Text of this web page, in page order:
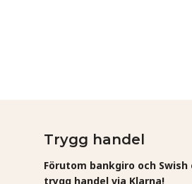
Trygg handel
Förutom bankgiro och
trygg handel via Klarna!